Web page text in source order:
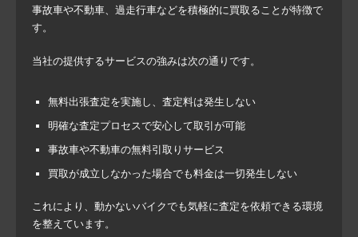
事故車や不動車、過走行車などを積極的に買取ることが特徴で
す。
当社の提供するサービスの強みは次の通りです。
無料出張査定を実施し、査定料は発生しない
明確な査定プロセスで安心して取引が可能
事故車や不動車の無料引取りサービス
買取が成立しなかった場合でも料金は一切発生しない
これにより、動かないバイクでも気軽に査定を依頼できる環境
を整えています。